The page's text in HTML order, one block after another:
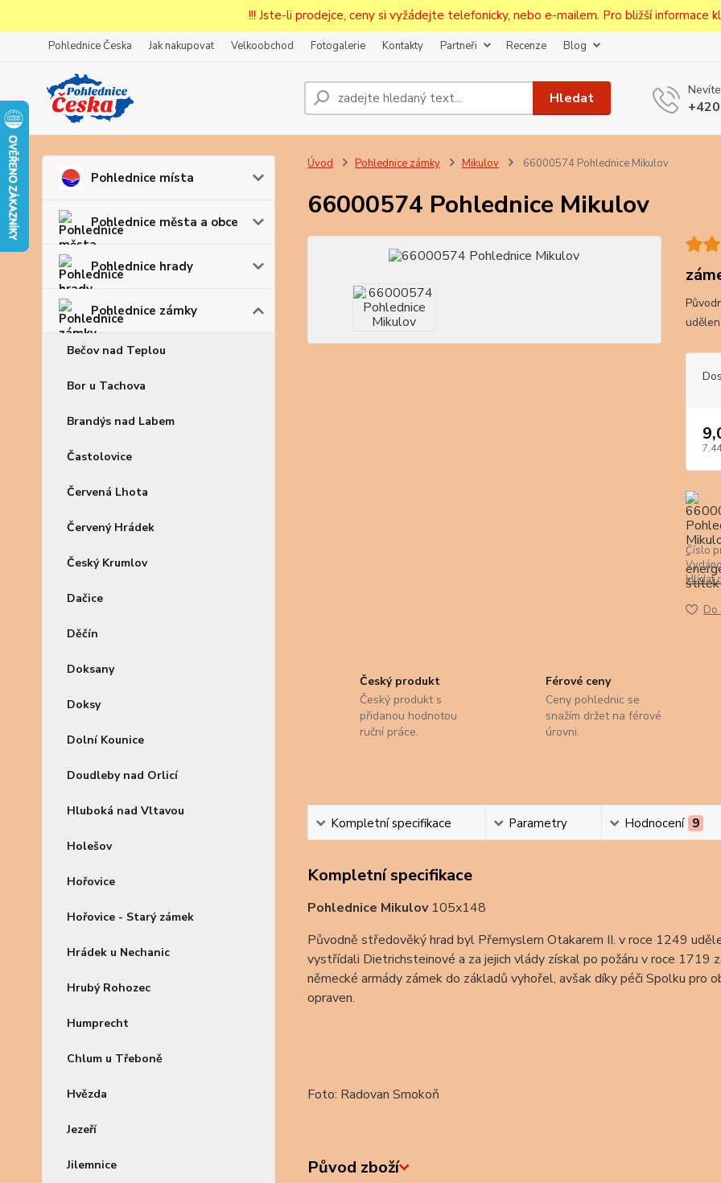
!!! Jste-li prodejce, ceny si vyžádejte telefonicky, nebo e-mailem. Pro bližší informace
Pohlednice Česka Jak nakupovat Velkoobchod Fotogalerie Kontakty Partneři Recenze Blog
Hledat
Pohlednice místa
Pohlednice města a obce
Pohlednice hrady
Pohlednice zámky
Bečov nad Teplou
Bor u Tachova
Brandýs nad Labem
Častolovice
Červená Lhota
Červený Hrádek
Český Krumlov
Dačice
Děčín
Doksany
Doksy
Dolní Kounice
Doudleby nad Orlicí
Hluboká nad Vltavou
Holešov
Hořovice
Hořovice - Starý zámek
Hrádek u Nechanic
Hrubý Rohozec
Humprecht
Chlum u Třeboně
Hvězda
Jezeří
Jilemnice
Úvod Pohlednice zámky Mikulov 66000574 Pohlednice Mikulov
66000574 Pohlednice Mikulov
Číslo
Hlídat
Do
Český produkt
Český produkt s
přidanou hodnotou
ruční práce.
Férové ceny
Ceny pohlednic se
snažím držet na férové
úrovni.
Kompletní specifikace Parametry Hodnocení 9
Kompletní specifikace
Pohlednice Mikulov 105x148
Původně středověký hrad byl Přemyslem Otakarem II. v roce 1249
vystřídali Dietrichsteinové a za jejich vlády získal po požáru v roce 1719
německé armády zámek do základů vyhořel, avšak díky péči Spolku pro
opraven.
Foto: Radovan Smokoň
Původ zboží
Prodejcům bude po zaregistrování nastavena sleva, případně upravena
první objednávce.
Souhlasím sezpracováním osobních údajů